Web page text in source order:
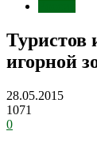
Туристов
игорной
28.05.2015
1071
0